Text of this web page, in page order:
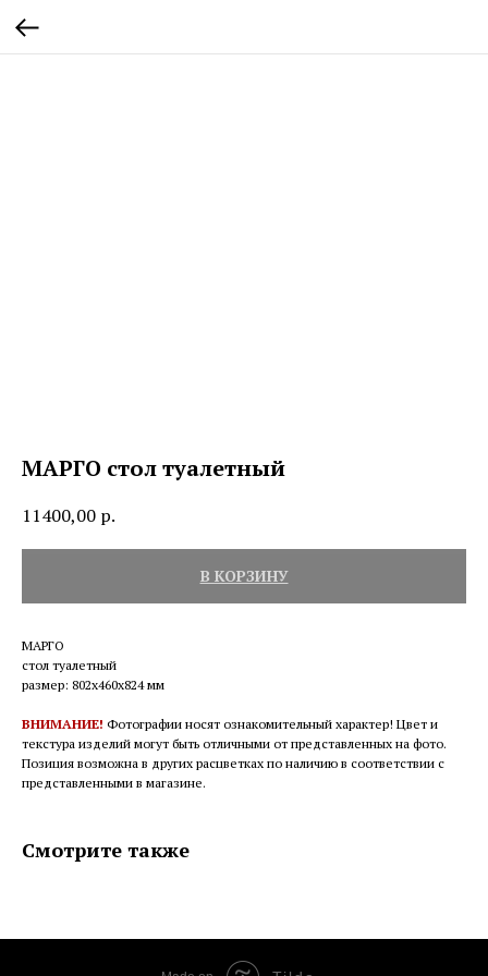
МАРГО стол туалетный
11400,00 р.
В КОРЗИНУ
МАРГО
стол туалетный
размер: 802х460х824 мм
ВНИМАНИЕ! Фотографии носят ознакомительный характер! Цвет и
текстура изделий могут быть отличными от представленных на фото.
Позиция возможна в других расцветках по наличию в соответствии с
представленными в магазине.
Смотрите также